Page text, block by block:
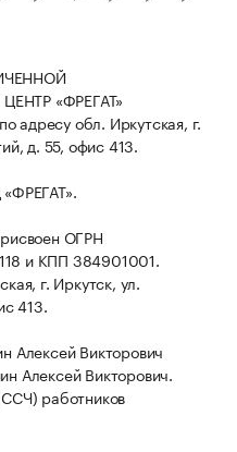
«ФРЕГАТ»
адресу обл. Иркутская, г.
д. 55, офис 413.
ОГРН
и КПП 384901001.
г. Иркутск, ул.
413.
Алексей Викторович
Алексей Викторович.
работников